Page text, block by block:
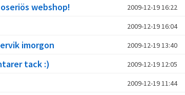
webshop! 2009-12-19 16:22
2009-12-19 16:04
imorgon 2009-12-19 13:40
tack :) 2009-12-19 12:05
2009-12-19 11:44